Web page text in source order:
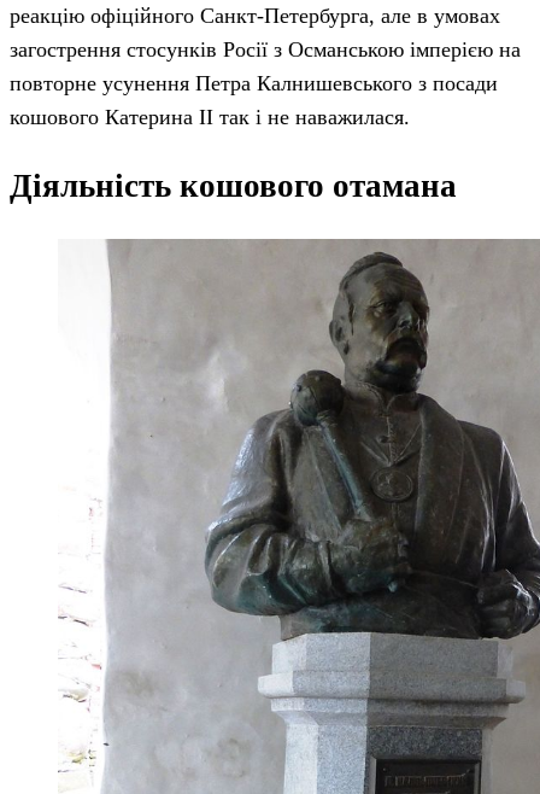
реакцію офіційного Санкт-Петербурга, але в умовах
загострення стосунків Росії з Османською імперією на
повторне усунення Петра Калнишевського з посади
кошового Катерина II так і не наважилася.
Діяльність кошового отамана